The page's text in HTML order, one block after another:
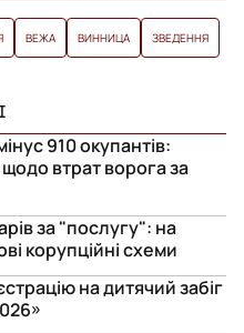
ВЕЖА ВИННИЦА ЗВЕДЕННЯ
910 окупантів:
втрат ворога за
за "послугу": на
корупційні схеми
на дитячий забіг